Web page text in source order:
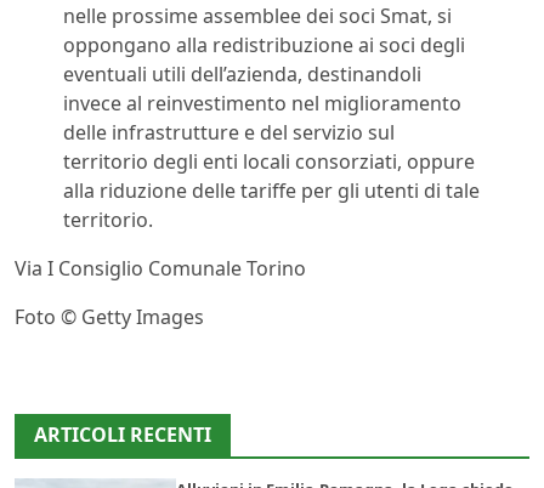
nelle prossime assemblee dei soci Smat, si
oppongano alla redistribuzione ai soci degli
eventuali utili dell’azienda, destinandoli
invece al reinvestimento nel miglioramento
delle infrastrutture e del servizio sul
territorio degli enti locali consorziati, oppure
alla riduzione delle tariffe per gli utenti di tale
territorio.
Via I Consiglio Comunale Torino
Foto © Getty Images
ARTICOLI RECENTI